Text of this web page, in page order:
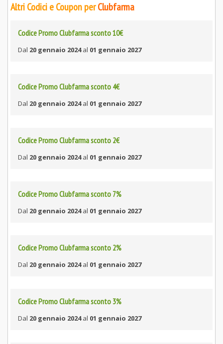
Altri Codici e Coupon perClubfarma
Codice Promo Clubfarma sconto 10€
Dal 20 gennaio 2024al 01 gennaio 2027
Codice Promo Clubfarma sconto 4€
Dal 20 gennaio 2024al 01 gennaio 2027
Codice Promo Clubfarma sconto 2€
Dal 20 gennaio 2024al 01 gennaio 2027
Codice Promo Clubfarma sconto 7%
Dal 20 gennaio 2024al 01 gennaio 2027
Codice Promo Clubfarma sconto 2%
Dal 20 gennaio 2024al 01 gennaio 2027
Codice Promo Clubfarma sconto 3%
Dal 20 gennaio 2024al 01 gennaio 2027